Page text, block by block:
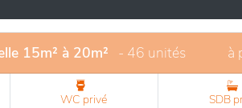
la région.
15m² à 20m² - 46 unités à
WC privé SDB